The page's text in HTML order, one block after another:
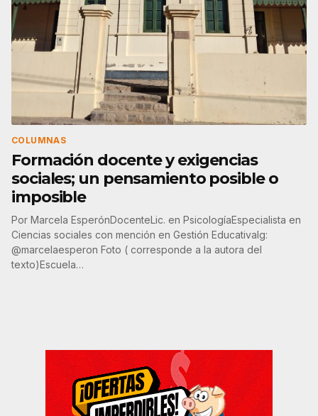
COLUMNAS
Formación docente y exigencias
sociales; un pensamiento posible o
imposible
Por Marcela EsperónDocenteLic. en PsicologíaEspecialista en
Ciencias sociales con mención en Gestión EducativaIg:
@marcelaesperon Foto ( corresponde a la autora del
texto)Escuela…